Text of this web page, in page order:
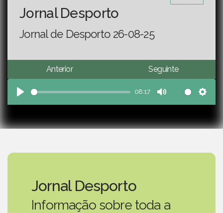
Jornal Desporto
Jornal de Desporto 26-08-25
Anterior Seguinte
Play
08:17
Mute
Jornal Desporto
Informação sobre toda a